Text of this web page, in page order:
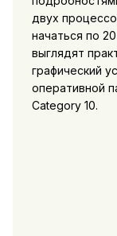
двух
начаться по
выглядят
графический
оперативной
Category 10.